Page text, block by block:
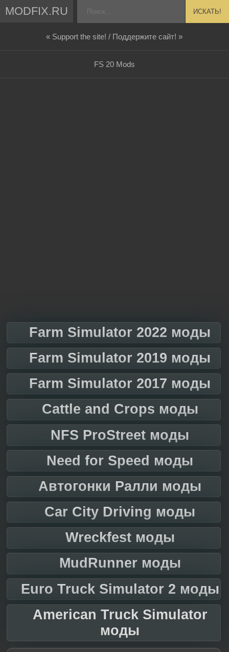
MODFIX.RU ИСКАТЬ!
« Support the site! / Поддержите сайт! »
FS 20 Mods
Farm Simulator 2022 моды
Farm Simulator 2019 моды
Farm Simulator 2017 моды
Cattle and Crops моды
NFS ProStreet моды
Need for Speed моды
Автогонки Ралли моды
Car City Driving моды
Wreckfest моды
MudRunner моды
Euro Truck Simulator 2 моды
American Truck Simulator
моды